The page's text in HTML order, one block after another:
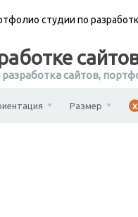
студии по
разработка сайтов,
Размер x